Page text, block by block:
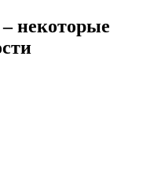
некоторые